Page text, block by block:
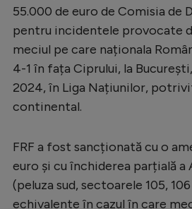
Serie A
Bundesliga
Starurile fotbalului
EURO 2024
Stranieri
55.000 de euro de Comisia de
pentru incidentele provocate
meciul pe care naționala
4-1 în fața Ciprului, la
2024, în Liga Națiunilor,
continental.
FRF a fost sancționată cu o
euro și cu închiderea parțială a
(peluza sud, sectoarele 105,
echivalente în cazul în care